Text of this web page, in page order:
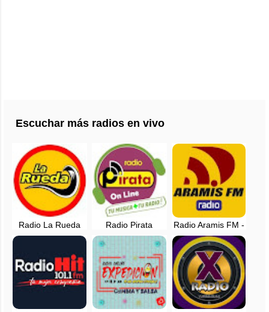
Escuchar más radios en vivo
Radio La Rueda
en vivo - Iquitos,
Radio Pirata
Online Yurimaguas
Radio Aramis FM -
Yurimaguas,
Loreto